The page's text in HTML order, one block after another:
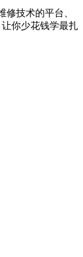
技术的平台、
你少花钱学最扎